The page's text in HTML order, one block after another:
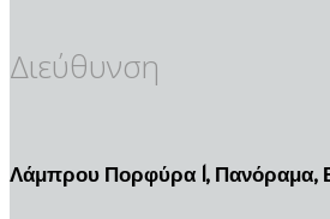
Διεύθυνση
Λάμπρου Πορφύρα 1, Πανόραμα,